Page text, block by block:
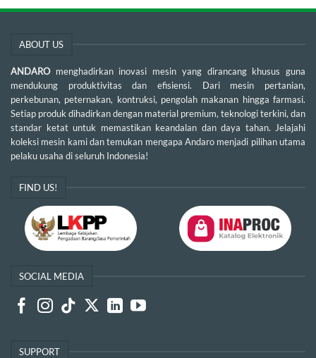
ABOUT US
ANDARO menghadirkan inovasi mesin yang dirancang khusus guna
mendukung produktivitas dan efisiensi. Dari mesin pertanian,
perkebunan, peternakan, kontruksi, pengolah makanan hingga farmasi.
Setiap produk dihadirkan dengan material premium, teknologi terkini, dan
standar ketat untuk memastikan keandalan dan daya tahan. Jelajahi
koleksi mesin kami dan temukan mengapa Andaro menjadi pilihan utama
pelaku usaha di seluruh Indonesia!
FIND US!
SOCIAL MEDIA
SUPPORT